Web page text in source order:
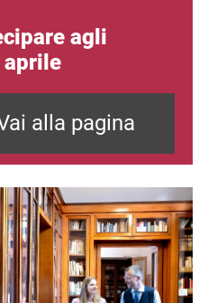
agli
alla pagina